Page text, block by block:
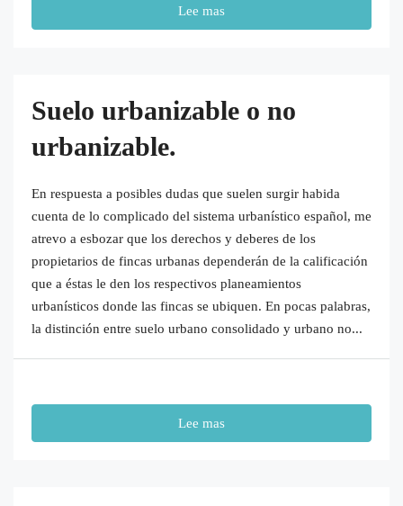
Lee mas
Suelo urbanizable o no
urbanizable.
En respuesta a posibles dudas que suelen surgir habida
cuenta de lo complicado del sistema urbanístico español, me
atrevo a esbozar que los derechos y deberes de los
propietarios de fincas urbanas dependerán de la calificación
que a éstas le den los respectivos planeamientos
urbanísticos donde las fincas se ubiquen. En pocas palabras,
la distinción entre suelo urbano consolidado y urbano no...
Lee mas